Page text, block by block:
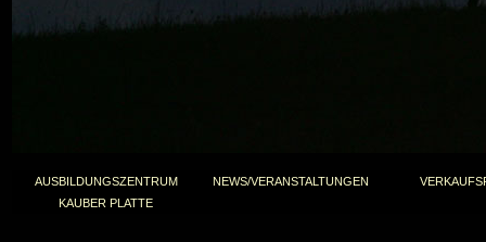
AUSBILDUNGSZENTRUM
KAUBER PLATTE
NEWS/VERANSTALTUNGEN